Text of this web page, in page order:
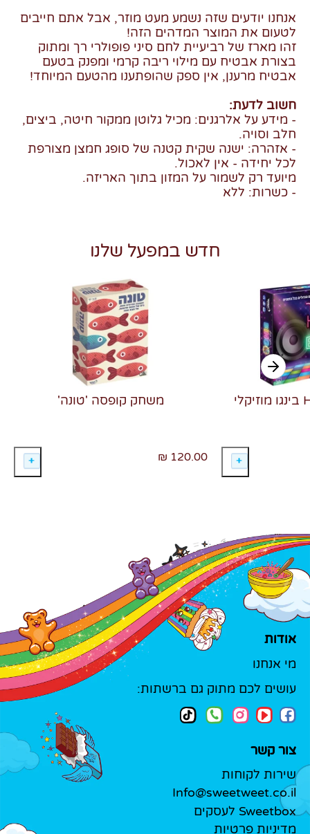
אנחנו יודעים שזה נשמע מעט מוזר, אבל אתם חייבים
לטעום את המוצר המדהים הזה!
זהו מארז של רביעיית לחם סיני פופולרי רך ומתוק
בצורת אבטיח עם מילוי ריבה קרמי ומפנק בטעם
אבטיח מרענן, אין ספק שהופתענו מהטעם המיוחד!
חשוב לדעת:
- מידע על אלרגנים: מכיל גלוטן ממקור חיטה, ביצים,
חלב וסויה.
- אזהרה: ישנה שקית קטנה של סופג חמצן מצורפת
לכל יחידה - אין לאכול.
מיועד רק לשמור על המזון בתוך האריזה.
- כשרות: ללא
חדש במפעל שלנו
משחק קופסה 'טונה'
120.00 ₪
אודות
מי אנחנו
עושים לכם מתוק גם ברשתות:
צור קשר
שירות לקוחות
Info@sweetweet.co.il
Sweetbox לעסקים
מדיניות פרטיות